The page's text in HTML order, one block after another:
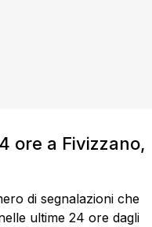
ore a Fivizzano,
di segnalazioni che
ultime 24 ore dagli